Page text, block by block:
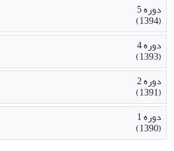
دوره 5
(1394)
دوره 4
(1393)
دوره 2
(1391)
دوره 1
(1390)